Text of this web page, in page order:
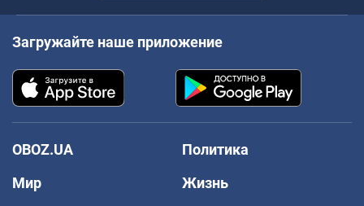
Загружайте наше приложение
OBOZ.UA
Политика
Мир
Жизнь